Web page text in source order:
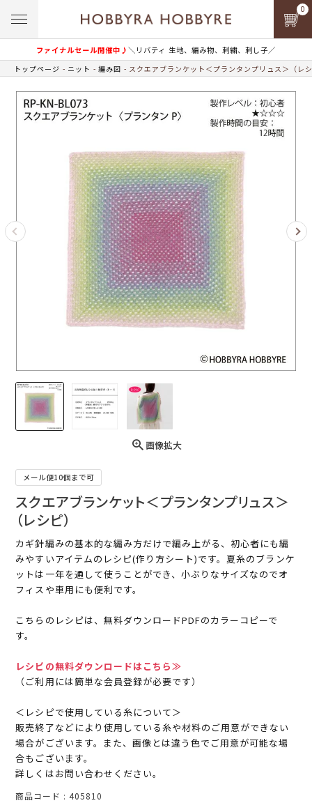
ファイナルセール開催中♪＼リバティ 生地、編み物、刺繍、刺し子／
0
トップページ ニット 編み図 スクエアブランケット＜プランタンプリュス＞（レ
画像拡大
メール便10個まで可
スクエアブランケット＜プランタンプリュス＞
（レシピ）
カギ針編みの基本的な編み方だけで編み上がる、初心者にも編
みやすいアイテムのレシピ(作り方シート)です。夏糸のブランケ
ットは一年を通して使うことができ、小ぶりなサイズなのでオ
フィスや車用にも便利です。
こちらのレシピは、無料ダウンロードPDFのカラーコピーで
す。
レシピの無料ダウンロードはこちら≫
（ご利用には簡単な会員登録が必要です）
＜レシピで使用している糸について＞
販売終了などにより使用している糸や材料のご用意ができない
場合がございます。また、画像とは違う色でご用意が可能な場
合もございます。
詳しくはお問い合わせください。
商品コード 405810